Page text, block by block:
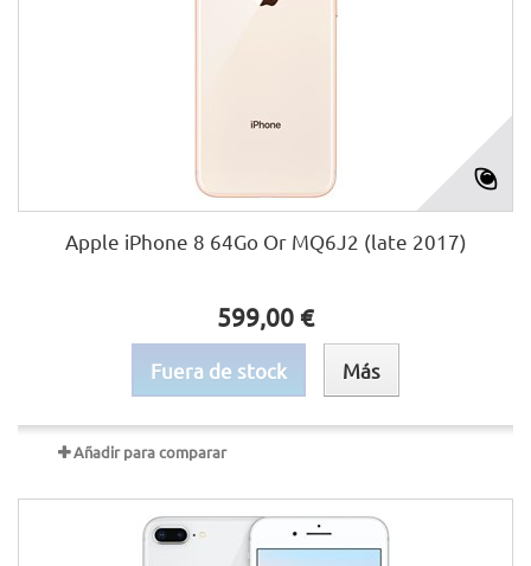
Apple iPhone 8 64Go Or MQ6J2 (late 2017)
599,00 €
Fuera de stock Más
Añadir para comparar